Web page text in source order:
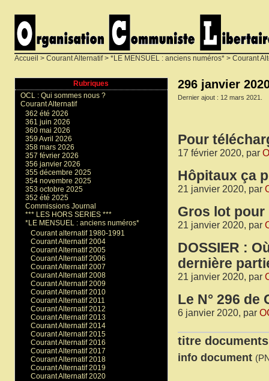
Accueil > Courant Alternatif> *LE MENSUEL : anciens numéros* > Courant
296 janvier
Dernier ajout : 12 mars 2021.
Pour
17 février 2020, par
Hôpitaux ça
21 janvier 2020, par
Gros lot pour
21 janvier 2020, par
DOSSIER :
dernière
21 janvier 2020, par
Le N° 296
6 janvier 2020, par
titre
info document
Rubriques
OCL : Qui sommes nous ?
Courant Alternatif
362 été 2026
361 juin 2026
360 mai 2026
359 Avril 2026
358 mars 2026
357 février 2026
356 janvier 2026
355 décembre 2025
354 novembre 2025
353 octobre 2025
352 été 2025
Commissions Journal
*** LES HORS SERIES ***
*LE MENSUEL : anciens numéros*
Courant alternatif 1980-1991
Courant Alternatif 2004
Courant Alternatif 2005
Courant Alternatif 2006
Courant Alternatif 2007
Courant Alternatif 2008
Courant Alternatif 2009
Courant Alternatif 2010
Courant Alternatif 2011
Courant Alternatif 2012
Courant Alternatif 2013
Courant Alternatif 2014
Courant Alternatif 2015
Courant Alternatif 2016
Courant Alternatif 2017
Courant Alternatif 2018
Courant Alternatif 2019
Courant Alternatif 2020